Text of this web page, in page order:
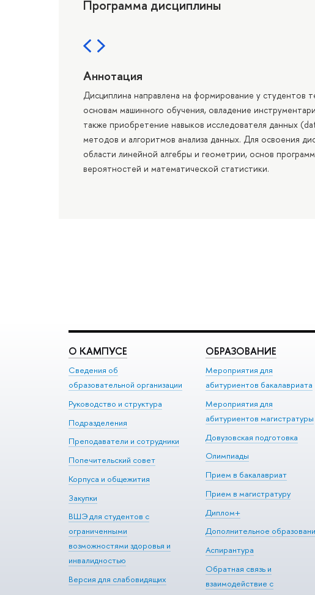
Программа дисциплины
Аннотация
Дисциплина направлена на формирование у студентов
основам машинного обучения, овладение
также приобретение навыков исследователя данных
методов и алгоритмов анализа данных. Для освоения
области линейной алгебры и геометрии, основ
вероятностей и математической статистики.
О КАМПУСЕ
Сведения об
образовательной организации
Руководство и структура
Подразделения
Преподаватели и сотрудники
Попечительский совет
Корпуса и общежития
Закупки
ВШЭ для студентов с
ограниченными
возможностями здоровья и
инвалидностью
Версия для слабовидящих
ОБРАЗОВАНИЕ
Мероприятия для
абитуриентов бакалавриата
Мероприятия для
абитуриентов магистратуры
Довузовская подготовка
Олимпиады
Прием в бакалавриат
Прием в магистратуру
Диплом+
Дополнительное
Аспирантура
Обратная связь и
взаимодействие с